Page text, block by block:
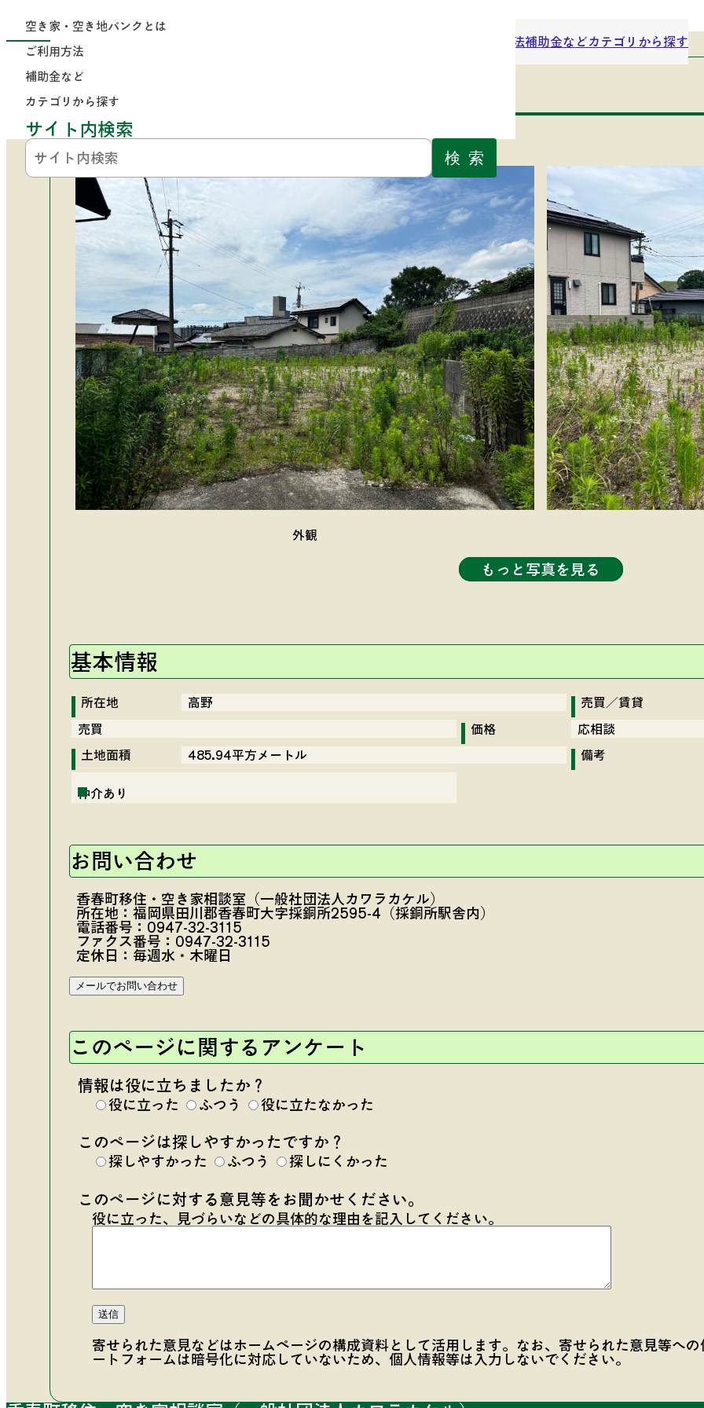
ご利用方法補助金など カテゴリから探す
空き家・空き地バンクとは
ご利用方法
補助金など
カテゴリから探す
サイト内検索
トップページ
No.303
公開日：2025年7月11日
外観
もっと写真を見る
基本情報
所在地 高野 売買／賃貸
売買 価格 応相談
土地面積 485.94平方メートル 備考
仲介あり
お問い合わせ
香春町移住・空き家相談室（一般社団法人カワラカケル）
所在地：福岡県田川郡香春町大字採銅所2595-4（採銅所駅舎内）
電話番号： 0947-32-3115
ファクス番号：0947-32-3115
定休日：毎週水・木曜日
このページに関するアンケート
情報は役に立ちましたか？
役に立った ふつう 役に立たなかった
このページは探しやすかったですか？
探しやすかった ふつう 探しにくかった
このページに対する意見等をお聞かせください。
役に立った、見づらいなどの具体的な理由を記入してください。
寄せられた意見などはホームページの構成資料として活用します。なお、寄せられた意見等へ
ートフォームは暗号化に対応していないため、個人情報等は入力しないでください。